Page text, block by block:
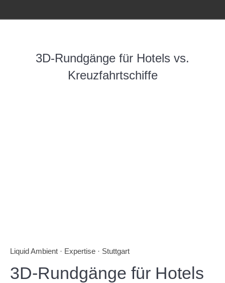
3D-Rundgänge für Hotels vs.
Kreuzfahrtschiffe
Liquid Ambient · Expertise · Stuttgart
3D-Rundgänge für Hotels